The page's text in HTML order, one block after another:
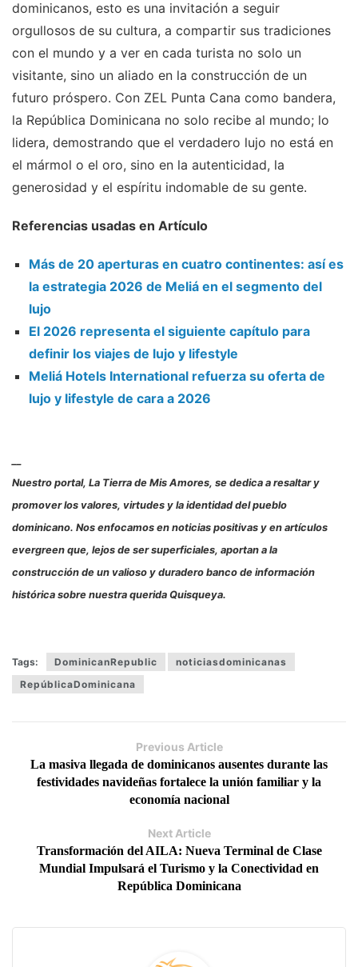
dominicanos, esto es una invitación a seguir
orgullosos de su cultura, a compartir sus tradiciones
con el mundo y a ver en cada turista no solo un
visitante, sino un aliado en la construcción de un
futuro próspero. Con ZEL Punta Cana como bandera,
la República Dominicana no solo recibe al mundo; lo
lidera, demostrando que el verdadero lujo no está en
el mármol o el oro, sino en la autenticidad, la
generosidad y el espíritu indomable de su gente.
Referencias usadas en Artículo
Más de 20 aperturas en cuatro continentes: así es
la estrategia 2026 de Meliá en el segmento del
lujo
El 2026 representa el siguiente capítulo para
definir los viajes de lujo y lifestyle
Meliá Hotels International refuerza su oferta de
lujo y lifestyle de cara a 2026
Nuestro portal, La Tierra de Mis Amores, se dedica a resaltar y
promover los valores, virtudes y la identidad del pueblo
dominicano. Nos enfocamos en noticias positivas y en artículos
evergreen que, lejos de ser superficiales, aportan a la
construcción de un valioso y duradero banco de información
histórica sobre nuestra querida Quisqueya.
Tags: DominicanRepublic
noticiasdominicanas
RepúblicaDominicana
Previous Article
La masiva llegada de dominicanos ausentes durante las
festividades navideñas fortalece la unión familiar y la
economía nacional
Next Article
Transformación del AILA: Nueva Terminal de Clase
Mundial Impulsará el Turismo y la Conectividad en
República Dominicana